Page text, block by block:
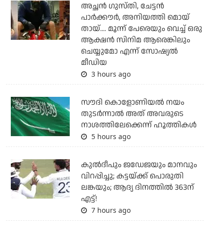
അച്ഛന്‍ ഗുസ്തി, ചേട്ടന്‍
പാര്‍ക്കൗര്‍, അനിയത്തി മൊയ്
തായ്.... മൂന്ന് പേരെയും വെച്ച് ഒരു
ആക്ഷന്‍ സിനിമ ആരെങ്കിലും
ചെയ്യുമോ എന്ന് സോഷ്യല്‍
മീഡിയ
3 hours ago
സൗദി കൊളോണിയല്‍ നയം
തുടര്‍ന്നാല്‍ അത് അവരുടെ
നാശത്തിലേക്കെന്ന് ഹൂത്തികള്‍
5 hours ago
കുല്‍ദീപും ജഡേജയും മാനവും
വിറപ്പിച്ചു; കട്ടയ്ക്ക് പൊരുതി
ലങ്കയും; ആദ്യ ദിനത്തില്‍ 363ന്
എട്ട്!
7 hours ago